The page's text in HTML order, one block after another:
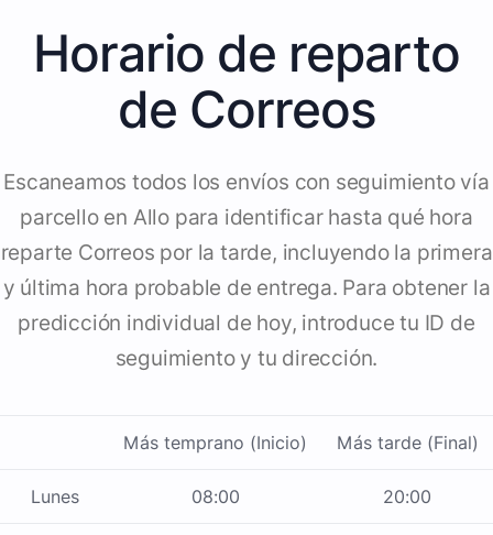
Horario de reparto
de Correos
Escaneamos todos los envíos con seguimiento vía
parcello en Allo para identificar hasta qué hora
reparte Correos por la tarde, incluyendo la primera
y última hora probable de entrega. Para obtener la
predicción individual de hoy, introduce tu ID de
seguimiento y tu dirección.
Más temprano (Inicio) Más tarde (Final)
Lunes 08:00 20:00